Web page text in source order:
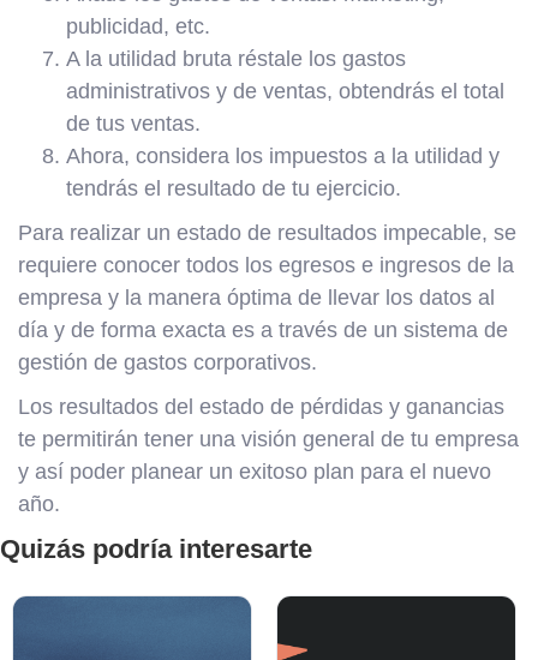
publicidad, etc.
A la utilidad bruta réstale los gastos
administrativos y de ventas, obtendrás el total
de tus ventas.
Ahora, considera los impuestos a la utilidad y
tendrás el resultado de tu ejercicio.
Para realizar un estado de resultados impecable, se
requiere conocer todos los egresos e ingresos de la
empresa y la manera óptima de llevar los datos al
día y de forma exacta es a través de un sistema de
gestión de gastos corporativos.
Los resultados del estado de pérdidas y ganancias
te permitirán tener una visión general de tu empresa
y así poder planear un exitoso plan para el nuevo
año.
Quizás podría interesarte